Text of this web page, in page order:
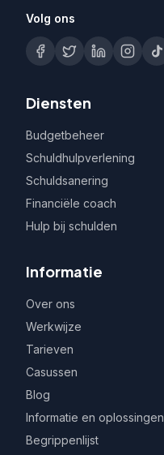
Volg ons
Diensten
Budgetbeheer
Schuldhulpverlening
Schuldsanering
Financiële coach
Hulp bij schulden
Informatie
Over ons
Werkwijze
Tarieven
Casussen
Blog
Informatie en oplossingen
Begrippenlijst